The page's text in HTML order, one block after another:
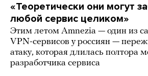
«Теоретически они могут
любой сервис целиком»
Этим летом Amnezia — один из
VPN-сервисов у россиян —
атаку, которая длилась полтора
разработчика сервиса